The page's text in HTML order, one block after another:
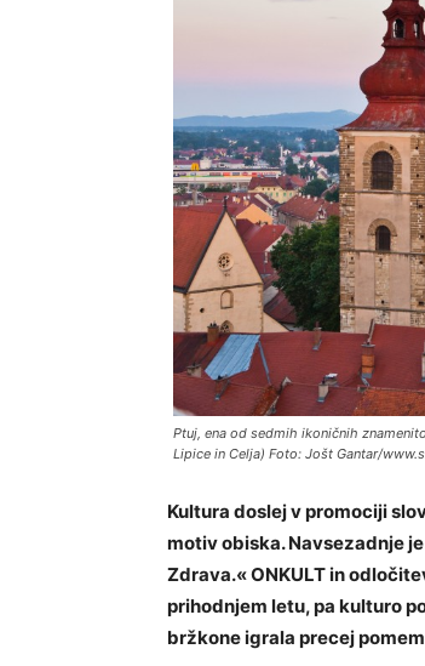
Ptuj, ena od sedmih ikoničnih
Lipice in Celja) Foto: Jošt Gantar/
Kultura doslej v promociji
motiv obiska. Navsezadnje
Zdrava.« ONKULT in
prihodnjem letu, pa kulturo
bržkone igrala precej